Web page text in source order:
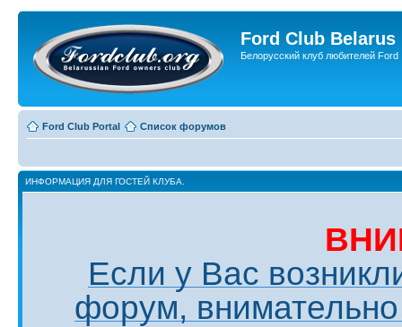
Ford Club Belarus
Белорусский клуб любителей Ford
Ford Club Portal Список форумов
ИНФОРМАЦИЯ ДЛЯ ГОСТЕЙ КЛУБА.
Если у Вас
форум, внимательно